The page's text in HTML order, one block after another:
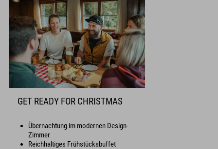
GET READY FOR CHRISTMAS
Übernachtung im modernen Design-
Zimmer
Reichhaltiges Frühstücksbuffet